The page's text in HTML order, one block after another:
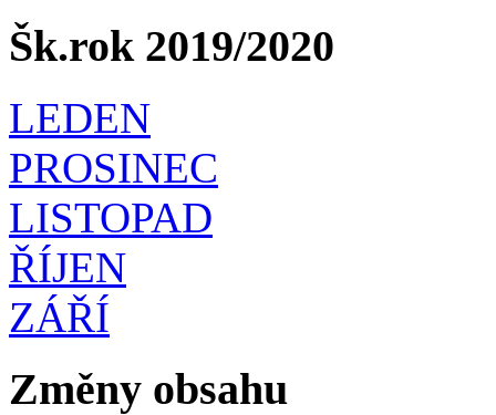
Šk.rok 2019/2020
LEDEN
PROSINEC
LISTOPAD
ŘÍJEN
ZÁŘÍ
Změny obsahu